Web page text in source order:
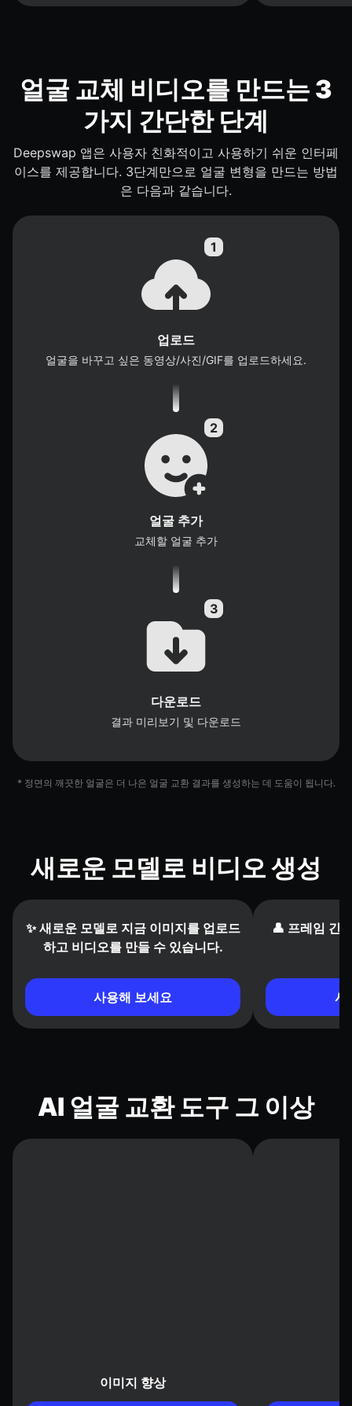
얼굴 교체 비디오를 만드는 3
가지 간단한 단계
Deepswap 앱은 사용자 친화적이고 사용하기 쉬운 인터페
이스를 제공합니다. 3단계만으로 얼굴 변형을 만드는 방법
은 다음과 같습니다.
업로드
얼굴을 바꾸고 싶은 동영상/사진/GIF를 업로드하세요.
얼굴 추가
교체할 얼굴 추가
다운로드
결과 미리보기 및 다운로드
* 정면의 깨끗한 얼굴은 더 나은 얼굴 교환 결과를 생성하는 데 도움이 됩니다.
새로운 모델로 비디오 생성
✨ 새로운 모델로 지금 이미지를 업로드
하고 비디오를 만들 수 있습니다.
사용해 보세요
👤 프레임 간
사
AI 얼굴 교환 도구 그 이상
이미지 향상